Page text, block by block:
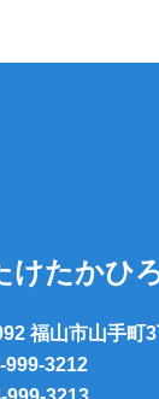
けたかひ
福山市山手町
999-3212